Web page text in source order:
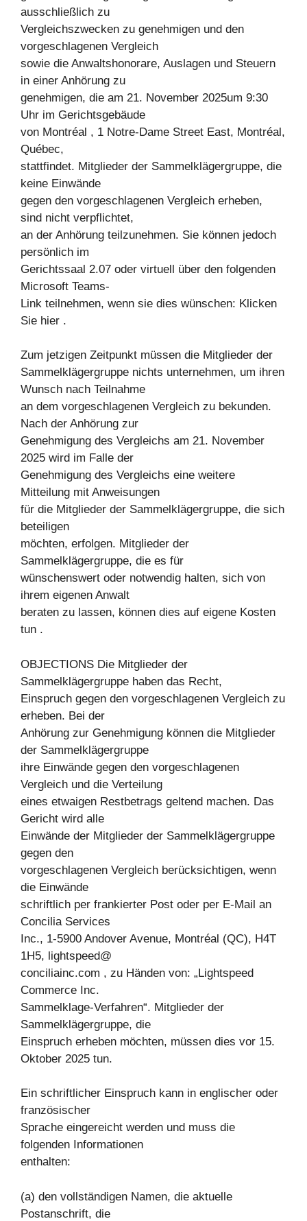
ausschließlich zu
Vergleichszwecken zu genehmigen und den
vorgeschlagenen Vergleich
sowie die Anwaltshonorare, Auslagen und Steuern
in einer Anhörung zu
genehmigen, die am 21. November 2025um 9:30
Uhr im Gerichtsgebäude
von Montréal , 1 Notre-Dame Street East, Montréal,
Québec,
stattfindet. Mitglieder der Sammelklägergruppe, die
keine Einwände
gegen den vorgeschlagenen Vergleich erheben,
sind nicht verpflichtet,
an der Anhörung teilzunehmen. Sie können jedoch
persönlich im
Gerichtssaal 2.07 oder virtuell über den folgenden
Microsoft Teams-
Link teilnehmen, wenn sie dies wünschen: Klicken
Sie hier .
Zum jetzigen Zeitpunkt müssen die Mitglieder der
Sammelklägergruppe nichts unternehmen, um ihren
Wunsch nach Teilnahme
an dem vorgeschlagenen Vergleich zu bekunden.
Nach der Anhörung zur
Genehmigung des Vergleichs am 21. November
2025 wird im Falle der
Genehmigung des Vergleichs eine weitere
Mitteilung mit Anweisungen
für die Mitglieder der Sammelklägergruppe, die sich
beteiligen
möchten, erfolgen. Mitglieder der
Sammelklägergruppe, die es für
wünschenswert oder notwendig halten, sich von
ihrem eigenen Anwalt
beraten zu lassen, können dies auf eigene Kosten
tun .
OBJECTIONS Die Mitglieder der
Sammelklägergruppe haben das Recht,
Einspruch gegen den vorgeschlagenen Vergleich zu
erheben. Bei der
Anhörung zur Genehmigung können die Mitglieder
der Sammelklägergruppe
ihre Einwände gegen den vorgeschlagenen
Vergleich und die Verteilung
eines etwaigen Restbetrags geltend machen. Das
Gericht wird alle
Einwände der Mitglieder der Sammelklägergruppe
gegen den
vorgeschlagenen Vergleich berücksichtigen, wenn
die Einwände
schriftlich per frankierter Post oder per E-Mail an
Concilia Services
Inc., 1-5900 Andover Avenue, Montréal (QC), H4T
1H5, lightspeed@
conciliainc.com , zu Händen von: „Lightspeed
Commerce Inc.
Sammelklage-Verfahren“. Mitglieder der
Sammelklägergruppe, die
Einspruch erheben möchten, müssen dies vor 15.
Oktober 2025 tun.
Ein schriftlicher Einspruch kann in englischer oder
französischer
Sprache eingereicht werden und muss die
folgenden Informationen
enthalten:
(a) den vollständigen Namen, die aktuelle
Postanschrift, die